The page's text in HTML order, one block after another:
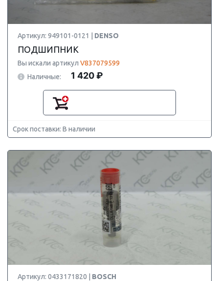
Артикул: 949101-0121 | DENSO
ПОДШИПНИК
Вы искали артикул V837079599
Наличные:
1 420 ₽
Срок поставки: В наличии
Артикул: 0433171820 | BOSCH